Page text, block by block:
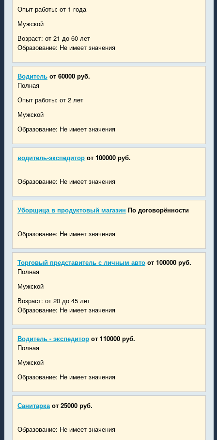
Опыт работы: от 1 года
Мужской
Возраст: от 21 до 60 лет
Образование: Не имеет значения
Водитель от 60000 руб.
Полная
Опыт работы: от 2 лет
Мужской
Образование: Не имеет значения
водитель-экспедитор от 100000 руб.
Образование: Не имеет значения
Уборщица в продуктовый магазин По договорённости
Образование: Не имеет значения
Торговый представитель с личным авто от 100000 руб.
Полная
Мужской
Возраст: от 20 до 45 лет
Образование: Не имеет значения
Водитель - экспедитор от 110000 руб.
Полная
Мужской
Образование: Не имеет значения
Санитарка от 25000 руб.
Образование: Не имеет значения